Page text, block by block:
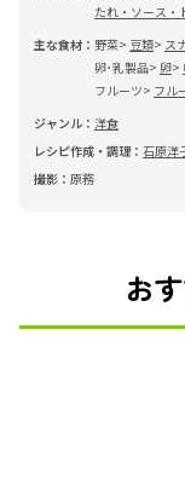
たれ・ソース・
主な食材： 野菜 豆類
ス
卵･乳製品 卵
フルーツ
フル
ジャンル： 洋食
レシピ作成・調理： 石原洋
撮影： 原務
お